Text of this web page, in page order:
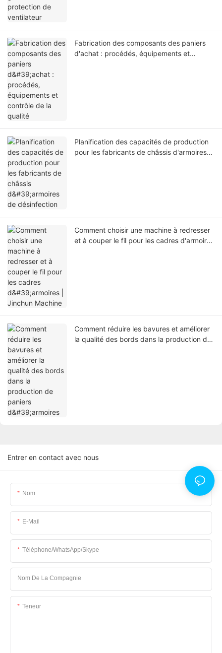
Fabrication des composants des paniers
d'achat : procédés, équipements et
Planification des capacités de production
pour les fabricants de châssis d'armoires
Comment choisir une machine à redresser
et à couper le fil pour les cadres d'armoires
Comment réduire les bavures et améliorer
la qualité des bords dans la production de
Entrer en contact avec nous
Nom
E-Mail
Téléphone/WhatsApp/Skype
Nom De La Compagnie
Teneur